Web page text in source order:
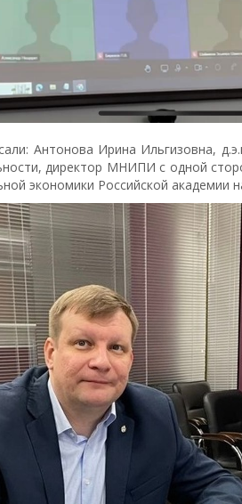
Антонова Ирина Ильгизовна,
директор МНИПИ с одной
экономики Российской академии